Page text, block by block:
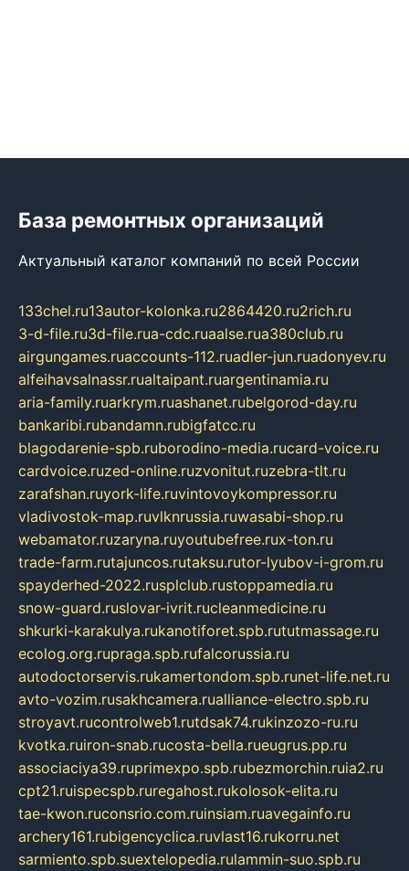
База ремонтных организаций
Актуальный каталог компаний по всей России
133chel.ru13autor-kolonka.ru2864420.ru2rich.ru
3-d-file.ru3d-file.rua-cdc.ruaalse.rua380club.ru
airgungames.ruaccounts-112.ruadler-jun.ruadonyev.ru
alfeihavsalnassr.rualtaipant.ruargentinamia.ru
aria-family.ruarkrym.ruashanet.rubelgorod-day.ru
bankaribi.rubandamn.rubigfatcc.ru
blagodarenie-spb.ruborodino-media.rucard-voice.ru
cardvoice.ruzed-online.ruzvonitut.ruzebra-tlt.ru
zarafshan.ruyork-life.ruvintovoykompressor.ru
vladivostok-map.ruvlknrussia.ruwasabi-shop.ru
webamator.ruzaryna.ruyoutubefree.rux-ton.ru
trade-farm.rutajuncos.rutaksu.rutor-lyubov-i-grom.ru
spayderhed-2022.rusplclub.rustoppamedia.ru
snow-guard.ruslovar-ivrit.rucleanmedicine.ru
shkurki-karakulya.rukanotiforet.spb.rututmassage.ru
ecolog.org.rupraga.spb.rufalcorussia.ru
autodoctorservis.rukamertondom.spb.runet-life.net.ru
avto-vozim.rusakhcamera.rualliance-electro.spb.ru
stroyavt.rucontrolweb1.rutdsak74.rukinzozo-ru.ru
kvotka.ruiron-snab.rucosta-bella.rueugrus.pp.ru
associaciya39.ruprimexpo.spb.rubezmorchin.ruia2.ru
cpt21.ruispecspb.ruregahost.rukolosok-elita.ru
tae-kwon.ruconsrio.com.ruinsiam.ruavegainfo.ru
archery161.rubigencyclica.ruvlast16.rukorru.net
sarmiento.spb.suextelopedia.rulammin-suo.spb.ru